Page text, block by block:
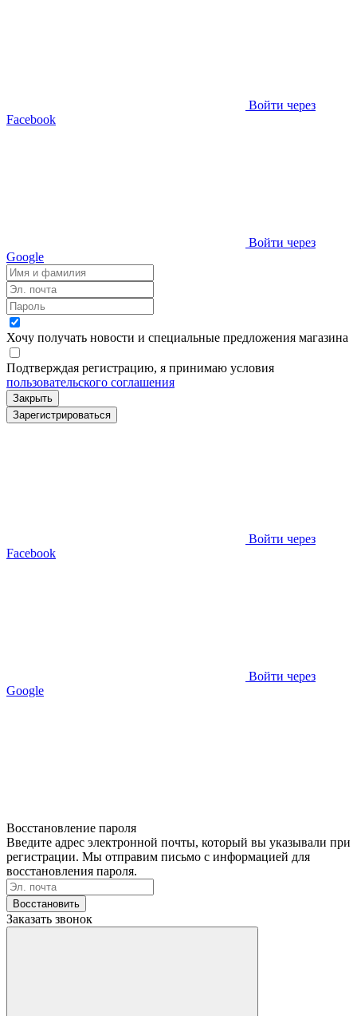
Войти через
Facebook
Войти через
Google
Хочу получать новости и специальные предложения магазина
Подтверждая регистрацию, я принимаю условия
пользовательского соглашения
Закрыть
Зарегистрироваться
Войти через
Facebook
Войти через
Google
Восстановление пароля
Введите адрес электронной почты, который вы указывали при
регистрации. Мы отправим письмо с информацией для
восстановления пароля.
Восстановить
Заказать звонок